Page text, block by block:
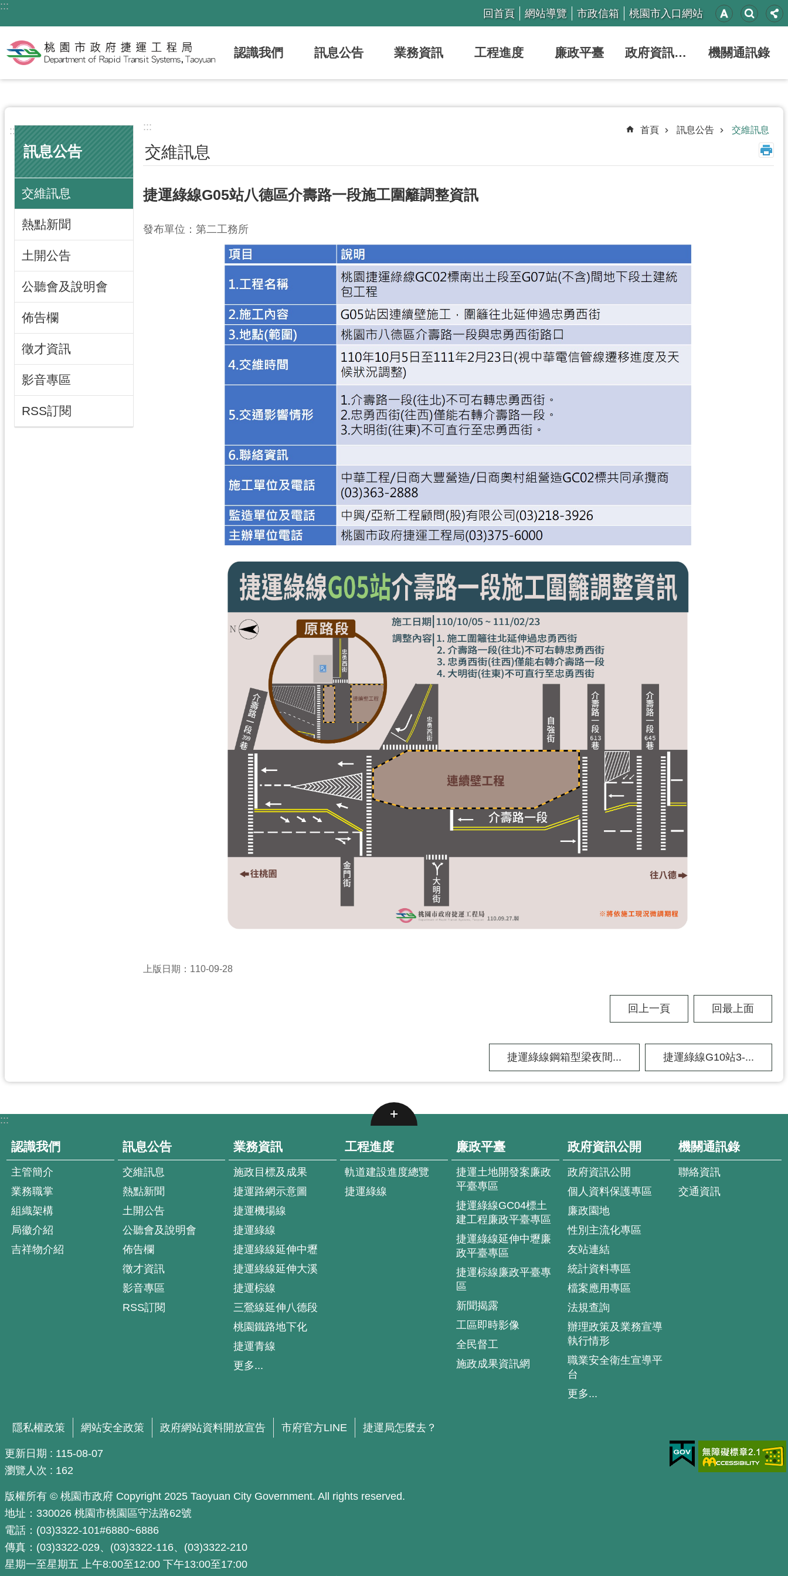
跳到主要內容區塊
:::
回首頁 網站導覽 市政信箱 桃園市入口網站
認識我們 訊息公告 業務資訊 工程進度 廉政平臺 政府資訊公開 機關通訊錄
:::
訊息公告
交維訊息
熱點新聞
土開公告
公聽會及說明會
佈告欄
徵才資訊
影音專區
RSS訂閱
::: 首頁 訊息公告 交維訊息
交維訊息
捷運綠線G05站八德區介壽路一段施工圍籬調整資訊
發布單位：第二工務所
上版日期：110-09-28
回上一頁 回最上面
捷運綠線鋼箱型梁夜間... 捷運綠線G10站3-...
:::
認識我們
主管簡介
業務職掌
組織架構
局徽介紹
吉祥物介紹
訊息公告
交維訊息
熱點新聞
土開公告
公聽會及說明會
佈告欄
徵才資訊
影音專區
RSS訂閱
業務資訊
施政目標及成果
捷運路網示意圖
捷運機場線
捷運綠線
捷運綠線延伸中壢
捷運綠線延伸大溪
捷運棕線
三鶯線延伸八德段
桃園鐵路地下化
捷運青線
更多...
工程進度
軌道建設進度總覽
捷運綠線
廉政平臺
捷運土地開發案廉政
平臺專區
捷運綠線GC04標土
建工程廉政平臺專區
捷運綠線延伸中壢廉
政平臺專區
捷運棕線廉政平臺專
區
新聞揭露
工區即時影像
全民督工
施政成果資訊網
政府資訊公開
政府資訊公開
個人資料保護專區
廉政園地
性別主流化專區
友站連結
統計資料專區
檔案應用專區
法規查詢
辦理政策及業務宣導
執行情形
職業安全衛生宣導平
台
更多...
機關通訊錄
聯絡資訊
交通資訊
隱私權政策 網站安全政策 政府網站資料開放宣告 市府官方LINE 捷運局怎麼去？
更新日期
115-08-07
瀏覽人次
162
版權所有 © 桃園市政府 Copyright 2025 Taoyuan City Government. All rights reserved.
地址：330026 桃園市桃園區守法路62號
電話：(03)3322-101#6880~6886
傳真：(03)3322-029、(03)3322-116、(03)3322-210
星期一至星期五 上午8:00至12:00 下午13:00至17:00